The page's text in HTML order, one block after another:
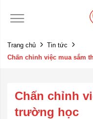
Trang chủ
Tin tức
Chấn chỉnh việc mua sắm
Chấn chỉnh
trường học